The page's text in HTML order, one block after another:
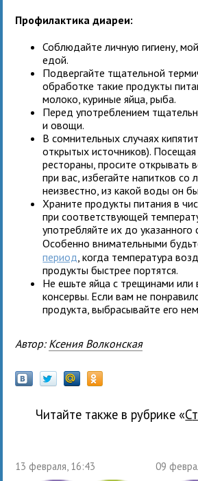
Профилактика диареи:
Соблюдайте личную гигиену,
едой.
Подвергайте тщательной
обработке такие продукты
молоко, куриные яйца, рыба.
Перед употреблением
и овощи.
В сомнительных случаях
открытых источников).
рестораны, просите открывать
при вас, избегайте напитков со
неизвестно, из какой воды он
Храните продукты питания в
при соответствующей
употребляйте их до указанного
Особенно внимательными
период , когда температура
продукты быстрее портятся.
Не ешьте яйца с трещинами или
консервы. Если вам не
продукта, выбрасывайте его
Автор: Ксения Волконская
Читайте также в рубрике «
13 февраля, 16:43 09